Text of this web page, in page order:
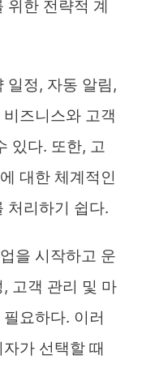
위한 전략적 계
일정, 자동 알림,
즈니스와 고객
있다. 또한, 고
대한 체계적인
처리하기 쉽다.
을 시작하고 운
고객 관리 및 마
요하다. 이러
가 선택할 때